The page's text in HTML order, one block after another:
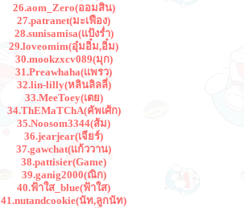
26.aom_Zero(ออมสิน)
27.patranet(มะเฟือง)
28.sunisamisa(เเป้งร่ำ)
29.loveomim(อุ๋มอิ๋ม,อิ๋ม)
30.mookzxcv089(มุก)
31.Preawhaha(เเพรว)
32.lin-lilly(หลินลิลลี่)
33.MeeToey(เตย)
34.ThEMaTChA(คัพเศ้ก)
35.Noosom3344(ส้ม)
36.jearjear(เจียร์)
37.gawchat(เเก้ววาน)
38.pattisier(Game)
39.ganig2000(ณิก)
40.ฟ้าใส_blue(ฟ้าใส)
41.nutandcookie(นัท,ลูกนัท)